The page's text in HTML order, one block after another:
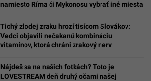
namiesto Ríma či Mykonosu vybrať iné miesta
Tichý zlodej zraku hrozí tisícom Slovákov:
Vedci objavili nečakanú kombináciu
vitamínov, ktorá chráni zrakový nerv
Nájdeš sa na našich fotkách? Toto je
LOVESTREAM deň druhý očami našej